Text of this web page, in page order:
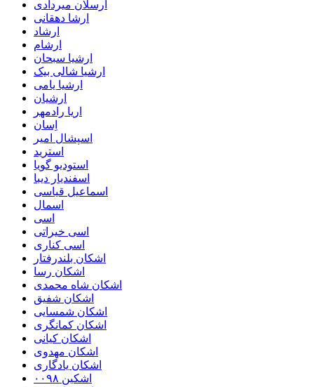
ارسلان میردادی
ارشا دهقانی
ارشاد
ارشام
ارشیا سبحان
ارشیا شالی بیک
ارشیا یامی
ارشیان
اریا رادمهر
اِسان
اسپشال امیر
استرید
استودیو گویا
اسفندیار دیبا
اسماعیل قیاسی
اسمال
اسی
اسی خیراتی
اسی کناری
اشکان بلندرفتار
اشکان رسا
اشکان شاه محمدی
اشکان شفیق
اشکان شمسایی
اشکان‌ کمانگری
اشکان کیانی
اشکان مهدوی
اشکان یادگاری
اشکین ۰۰۹۸